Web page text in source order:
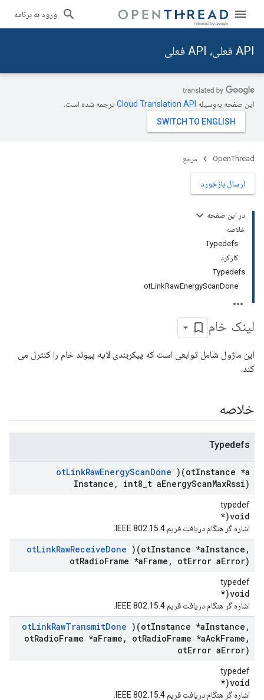
ورود به برنامه
API فعلی، API فعلی
این صفحه به‌وسیله ترجمه شده است.
OpenThread مرجع
ارسال بازخورد
در این صفحه
خلاصه
Typedefs
کارکرد
Typedefs
otLinkRawEnergyScanDone
لینک خام
این ماژول شامل توابعی است که پیکربندی لایه پیوند خام را کنترل می
کند.
خلاصه
Typedefs
otLinkRawEnergyScanDone )(otInstance *a
Instance , int8 t aEnergyScanMaxRssi)
typedef
void(*
اشاره گر هنگام دریافت فریم IEEE 802.15.4.
otLinkRawReceiveDone )(otInstance *aInstance ,
otRadioFrame *aFrame , otError aError)
typedef
void(*
اشاره گر هنگام دریافت فریم IEEE 802.15.4.
otLinkRawTransmitDone )(otInstance *aInstance ,
otRadioFrame *aFrame , otRadioFrame *aAckFrame ,
otError aError)
typedef
void(*
اشاره گر هنگام دریافت فریم IEEE 802.15.4.